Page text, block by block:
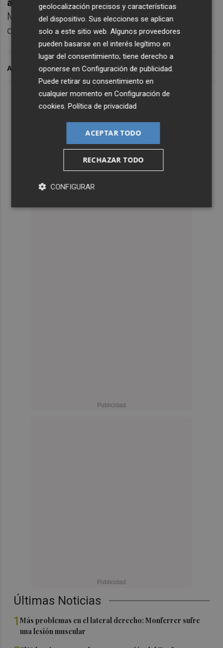
Últimas Noticias
1Más problemas en el lateral derecho: Monferrer sufre
una lesión muscular
apenas unos meses, y este sábado visitará
Mestalla para tratar de salvar al Celta de una
debacle.
ARCHIVADO EN
geolocalización precisos y características
del dispositivo. Sus elecciones se aplican
solo a este sitio web. Algunos proveedores
pueden basarse en el interés legítimo en
lugar del consentimiento; tiene derecho a
oponerse enConfiguración de publicidad.
Puede retirar su consentimiento en
cualquier momento enConfiguración de
cookies.Política de privacidad
ACEPTAR TODO
RECHAZAR TODO
CONFIGURAR